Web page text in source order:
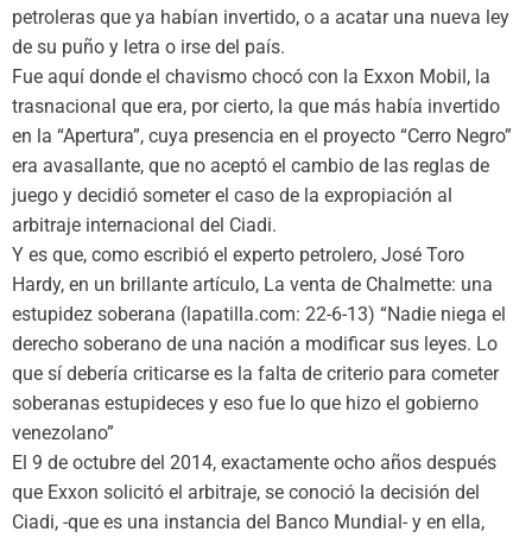
petroleras que ya habían invertido, o a acatar una nueva ley
de su puño y letra o irse del país.
Fue aquí donde el chavismo chocó con la Exxon Mobil, la
trasnacional que era, por cierto, la que más había invertido
en la “Apertura”, cuya presencia en el proyecto “Cerro Negro”
era avasallante, que no aceptó el cambio de las reglas de
juego y decidió someter el caso de la expropiación al
arbitraje internacional del Ciadi.
Y es que, como escribió el experto petrolero, José Toro
Hardy, en un brillante artículo, La venta de Chalmette: una
estupidez soberana (lapatilla.com: 22-6-13) “Nadie niega el
derecho soberano de una nación a modificar sus leyes. Lo
que sí debería criticarse es la falta de criterio para cometer
soberanas estupideces y eso fue lo que hizo el gobierno
venezolano”
El 9 de octubre del 2014, exactamente ocho años después
que Exxon solicitó el arbitraje, se conoció la decisión del
Ciadi, -que es una instancia del Banco Mundial- y en ella,